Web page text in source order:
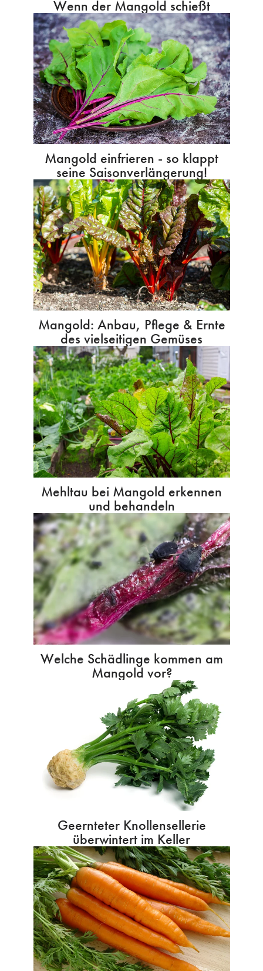
Wenn der Mangold schießt
Mangold einfrieren - so klappt
seine Saisonverlängerung!
Mangold: Anbau, Pflege & Ernte
des vielseitigen Gemüses
Mehltau bei Mangold erkennen
und behandeln
Welche Schädlinge kommen am
Mangold vor?
Geernteter Knollensellerie
überwintert im Keller